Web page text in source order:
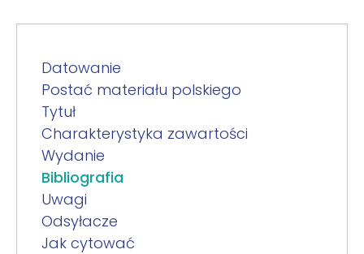
Datowanie
Postać materiału polskiego
Tytuł
Charakterystyka zawartości
Wydanie
Bibliografia
Uwagi
Odsyłacze
Jak cytować